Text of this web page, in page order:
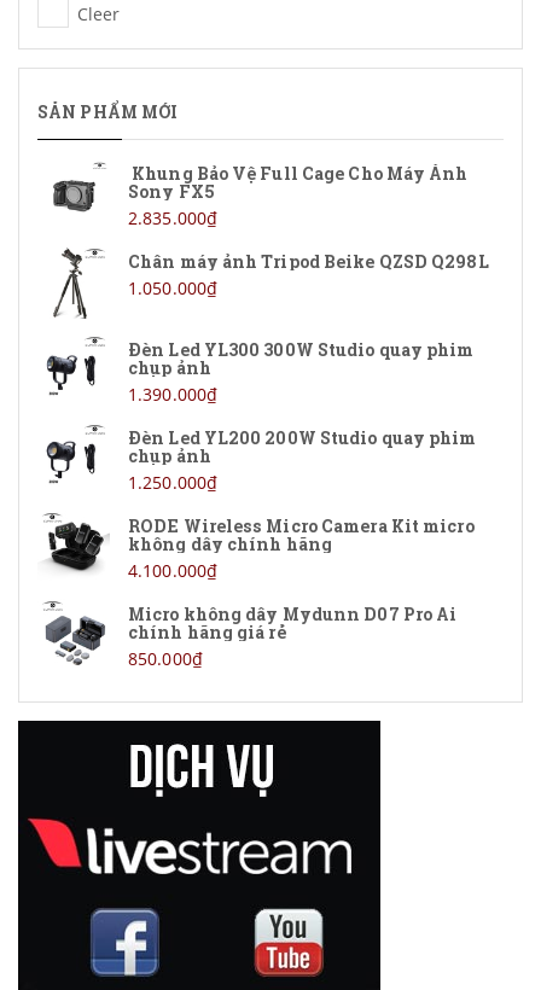
Cleer
Roland
Tascam
skullcandy
PISEN
OLADANCE
Technica
Sony
Maono
Comica
AVSSZ
DEBRA
IK Multimedia
Behringer
Ulanzi
ELGATO
Insta360
Baseus
TELESIN
DJI
SẢN PHẨM MỚI
Khung Bảo Vệ Full Cage Cho Máy Ảnh
Sony FX5
2.835.000₫
Chân máy ảnh Tripod Beike QZSD Q298L
1.050.000₫
Đèn Led YL300 300W Studio quay phim
chụp ảnh
1.390.000₫
Đèn Led YL200 200W Studio quay phim
chụp ảnh
1.250.000₫
RODE Wireless Micro Camera Kit micro
không dây chính hãng
4.100.000₫
Micro không dây Mydunn D07 Pro Ai
chính hãng giá rẻ
850.000₫